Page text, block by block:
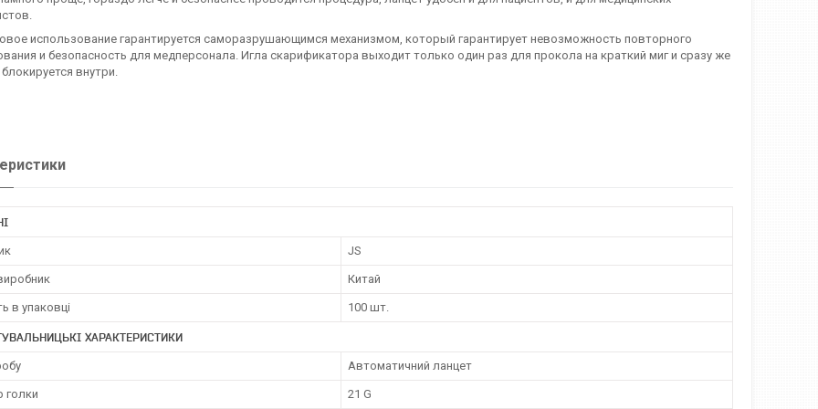
использование гарантируется саморазрушающимся механизмом, который гарантирует невозможность повторного
и безопасность для медперсонала. Игла скарификатора выходит только один раз для прокола на краткий миг и сразу же
внутри.
JS
Китай
в упаковці 100 шт.
ХАРАКТЕРИСТИКИ
Автоматичний ланцет
голки 21 G